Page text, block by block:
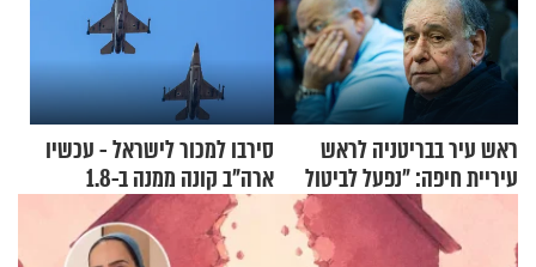
ראש עיר בבריטניה לראש
עיריית חיפה: ״נפעל לביטול
ברית הערים התאומות״
סירבו למכור לישראל - עכשיו
ארה"ב קונה ממנה ב-1.8
מיליארד דולר